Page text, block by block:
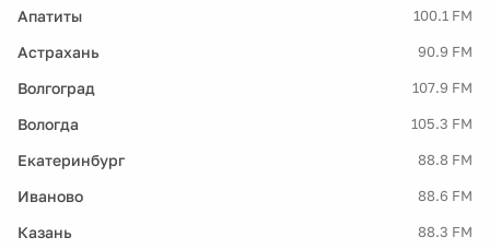
Апатиты 100.1 FM
Астрахань 90.9 FM
Волгоград 107.9 FM
Вологда 105.3 FM
Екатеринбург 88.8 FM
Иваново 88.6 FM
Казань 88.3 FM